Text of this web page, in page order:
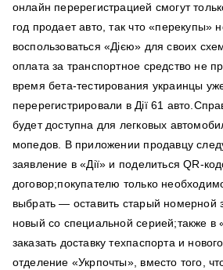
онлайн перерегистрацией смогут
год продает авто, так что «перекупы»
воспользоваться «Дією» для своих
оплата за транспортное средство не
время бета-тестирования украинцы
перерегистрировали в Дії 61
будет доступна для легковых
мопедов. В приложении продавцу
заявление в «Дії» и поделиться QR-
договор;покупателю только
выбрать — оставить старый номерной
новый со специальной серией;также в
заказать доставку техпаспорта и
отделение «Укрпочты», вместо того,